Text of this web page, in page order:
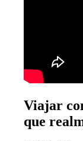
Viajar
que